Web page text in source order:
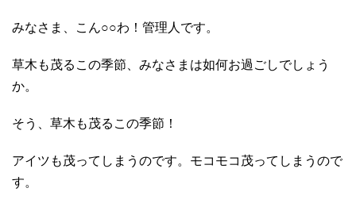
みなさま、こん○○わ！管理人です。
草木も茂るこの季節、みなさまは如何お過ごしでしょう
か。
そう、草木も茂るこの季節！
アイツも茂ってしまうのです。モコモコ茂ってしまうので
す。